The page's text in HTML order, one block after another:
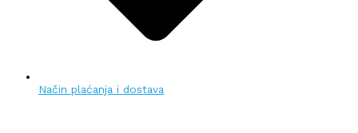
Način plaćanja i dostava